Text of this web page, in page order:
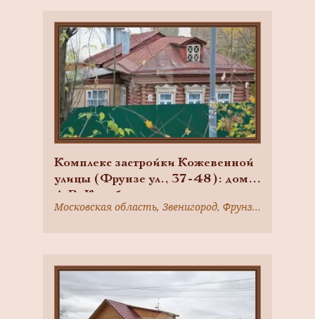
Комплекс застройки Кожевенной
улицы (Фрунзе ул., 37-48): дом
А.В. Коробова
Московская область, Звенигород, Фрунзе ул., 48